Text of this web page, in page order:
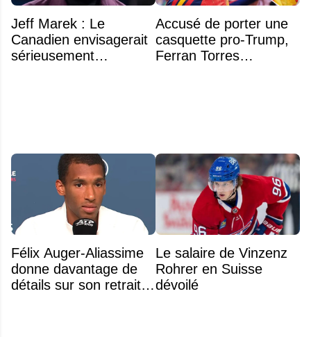
Jeff Marek : Le
Canadien envisagerait
sérieusement
Accusé de porter une
casquette pro-Trump,
Ferran Torres
Félix Auger-Aliassime
donne davantage de
détails sur son retrait
Le salaire de Vinzenz
Rohrer en Suisse
dévoilé